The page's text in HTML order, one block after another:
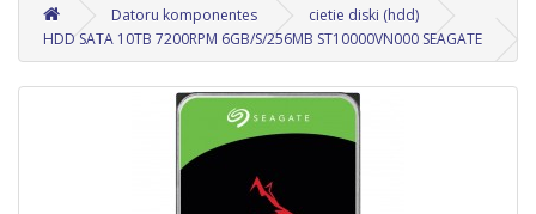
Datoru komponentes
cietie diski (hdd)
HDD SATA 10TB 7200RPM 6GB/S/256MB ST10000VN000 SEAGATE